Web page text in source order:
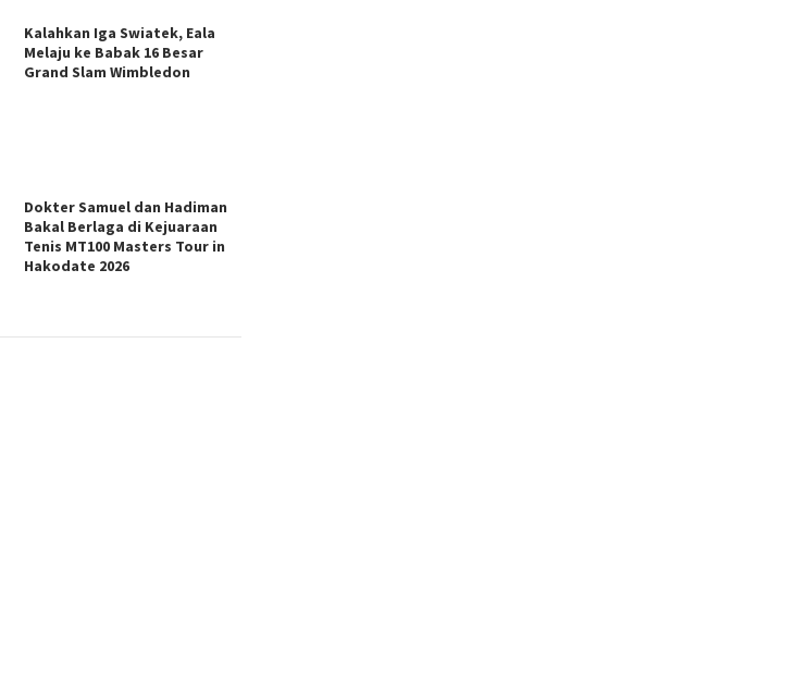
Kalahkan Iga Swiatek, Eala
Melaju ke Babak 16 Besar
Grand Slam Wimbledon
Dokter Samuel dan Hadiman
Bakal Berlaga di Kejuaraan
Tenis MT100 Masters Tour in
Hakodate 2026